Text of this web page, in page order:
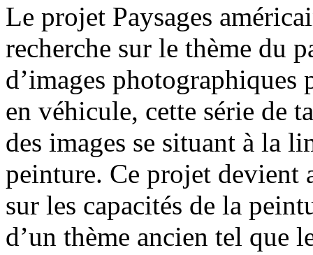
Le projet Paysages
recherche sur le thème du
d’images photographiques
en véhicule, cette série de
des images se situant à la
peinture. Ce projet devient
sur les capacités de la
d’un thème ancien tel que